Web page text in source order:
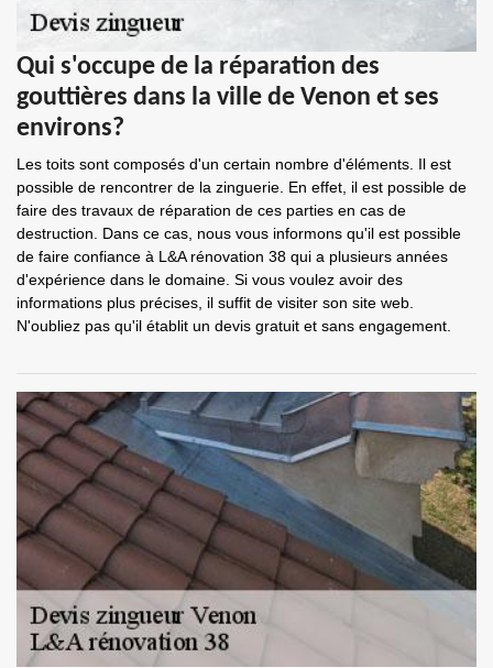
Qui s'occupe de la réparation des
gouttières dans la ville de Venon et ses
environs?
Les toits sont composés d'un certain nombre d'éléments. Il est
possible de rencontrer de la zinguerie. En effet, il est possible de
faire des travaux de réparation de ces parties en cas de
destruction. Dans ce cas, nous vous informons qu'il est possible
de faire confiance à L&A rénovation 38 qui a plusieurs années
d'expérience dans le domaine. Si vous voulez avoir des
informations plus précises, il suffit de visiter son site web.
N'oubliez pas qu'il établit un devis gratuit et sans engagement.